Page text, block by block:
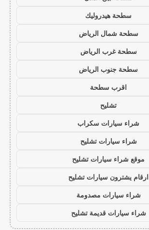
سطحة هيدروليك
سطحة شمال الرياض
سطحة غرب الرياض
سطحة جنوب الرياض
اقرب سطحة
تشليح
شراء سيارات سكراب
شراء سيارات تشليح
موقع شراء سيارات تشليح
ارقام يشترون سيارات تشليح
شراء سيارات مصدومة
شراء سيارات قديمة تشليح